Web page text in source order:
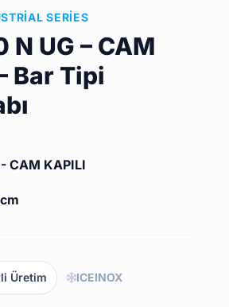
SERIES
N UG – CAM
Bar Tipi
CAM KAPILI
Üretim ICEINOX